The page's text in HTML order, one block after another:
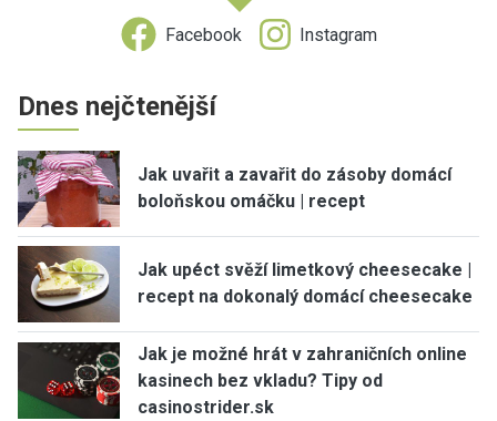
Facebook Instagram
Dnes nejčtenější
Jak uvařit a zavařit do zásoby domácí
boloňskou omáčku | recept
Jak upéct svěží limetkový cheesecake |
recept na dokonalý domácí cheesecake
Jak je možné hrát v zahraničních online
kasinech bez vkladu? Tipy od
casinostrider.sk